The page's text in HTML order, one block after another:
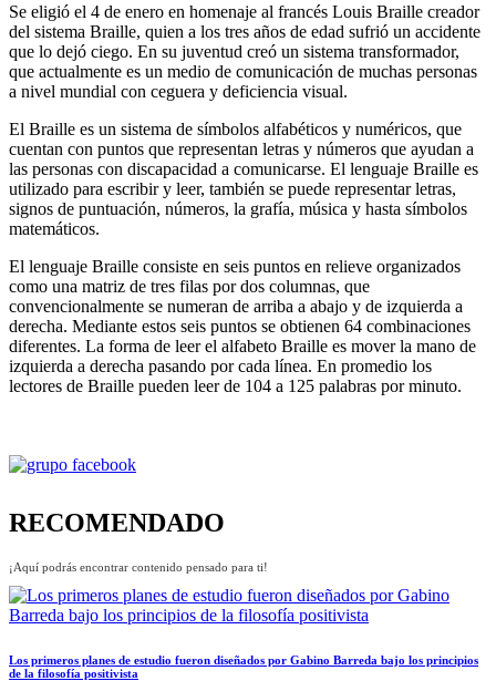
Se eligió el 4 de enero en homenaje al francés Louis Braille creador
del sistema Braille, quien a los tres años de edad sufrió un accidente
que lo dejó ciego. En su juventud creó un sistema transformador,
que actualmente es un medio de comunicación de muchas personas
a nivel mundial con ceguera y deficiencia visual.
El Braille es un sistema de símbolos alfabéticos y numéricos, que
cuentan con puntos que representan letras y números que ayudan a
las personas con discapacidad a comunicarse. El lenguaje Braille es
utilizado para escribir y leer, también se puede representar letras,
signos de puntuación, números, la grafía, música y hasta símbolos
matemáticos.
El lenguaje Braille consiste en seis puntos en relieve organizados
como una matriz de tres filas por dos columnas, que
convencionalmente se numeran de arriba a abajo y de izquierda a
derecha. Mediante estos seis puntos se obtienen 64 combinaciones
diferentes. La forma de leer el alfabeto Braille es mover la mano de
izquierda a derecha pasando por cada línea. En promedio los
lectores de Braille pueden leer de 104 a 125 palabras por minuto.
RECOMENDADO
¡Aquí podrás encontrar contenido pensado para ti!
Los primeros planes de estudio fueron diseñados por Gabino Barreda bajo los principios
de la filosofía positivista